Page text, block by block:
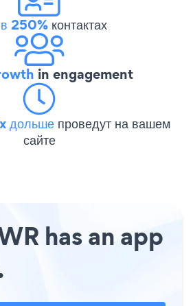
в 250%контактах
in engagement
дольше проведут на вашем
сайте
has an app